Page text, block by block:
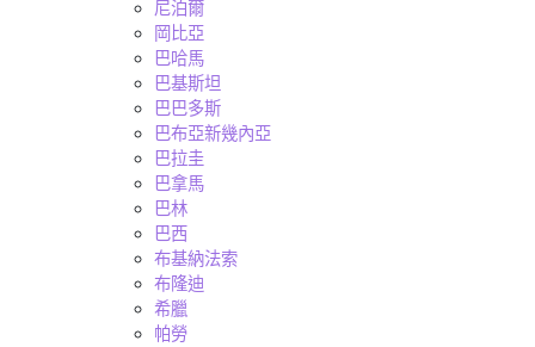
尼泊爾
岡比亞
巴哈馬
巴基斯坦
巴巴多斯
巴布亞新幾內亞
巴拉圭
巴拿馬
巴林
巴西
布基納法索
布隆迪
希臘
帕勞